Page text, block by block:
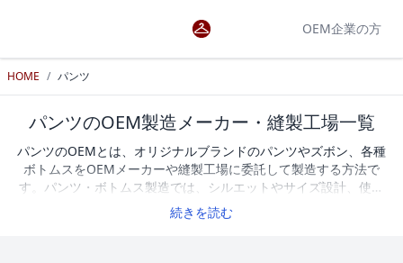
OEM企業の方
HOME / パンツ
パンツのOEM製造メーカー・縫製工場一覧
パンツのOEMとは、オリジナルブランドのパンツやズボン、各種
ボトムスをOEMメーカーや縫製工場に委託して製造する方法で
す。パンツ・ボトムス製造では、シルエットやサイズ設計、使用
する素材、生地の厚みや伸縮性、ウエスト・股上・股下・ポケッ
トなどの仕様によって、履き心地や仕上がりが大きく変わりま
続きを読む